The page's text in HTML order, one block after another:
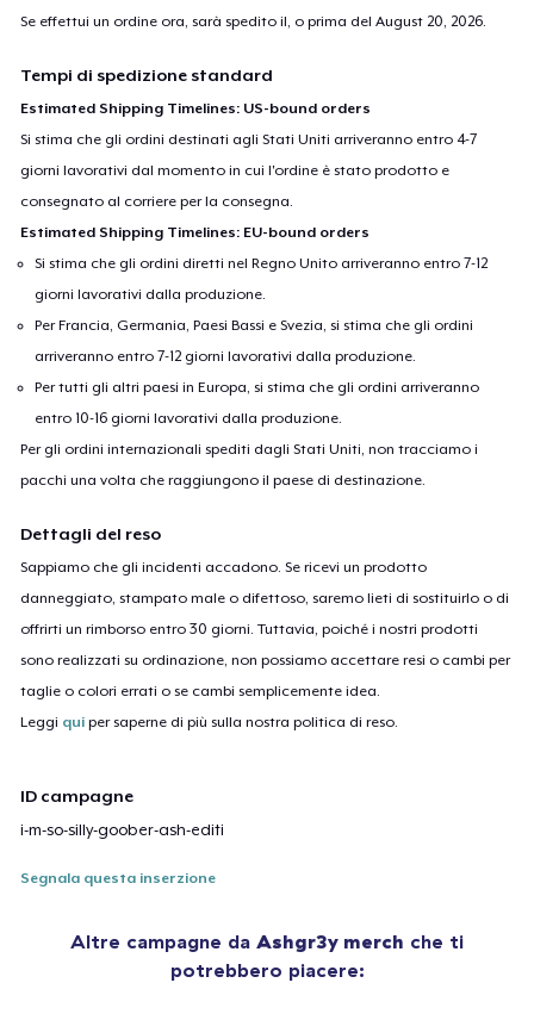
Se effettui un ordine ora, sarà spedito il, o prima delAugust 20, 2026.
Tempi di spedizione standard
Estimated Shipping Timelines: US-bound orders
Si stima che gli ordini destinati agli Stati Uniti arriveranno entro 4-7
giorni lavorativi dal momento in cui l'ordine è stato prodotto e
consegnato al corriere per la consegna.
Estimated Shipping Timelines: EU-bound orders
Si stima che gli ordini diretti nel Regno Unito arriveranno entro 7-12
giorni lavorativi dalla produzione.
Per Francia, Germania, Paesi Bassi e Svezia, si stima che gli ordini
arriveranno entro 7-12 giorni lavorativi dalla produzione.
Per tutti gli altri paesi in Europa, si stima che gli ordini arriveranno
entro 10-16 giorni lavorativi dalla produzione.
Per gli ordini internazionali spediti dagli Stati Uniti, non tracciamo i
pacchi una volta che raggiungono il paese di destinazione.
Dettagli del reso
Sappiamo che gli incidenti accadono. Se ricevi un prodotto
danneggiato, stampato male o difettoso, saremo lieti di sostituirlo o di
offrirti un rimborso entro 30 giorni. Tuttavia, poiché i nostri prodotti
sono realizzati su ordinazione, non possiamo accettare resi o cambi per
taglie o colori errati o se cambi semplicemente idea.
Leggi qui per saperne di più sulla nostra politica di reso.
ID campagne
i-m-so-silly-goober-ash-editi
Segnala questa inserzione
Altre campagne da Ashgr3y merch che ti
potrebbero piacere: